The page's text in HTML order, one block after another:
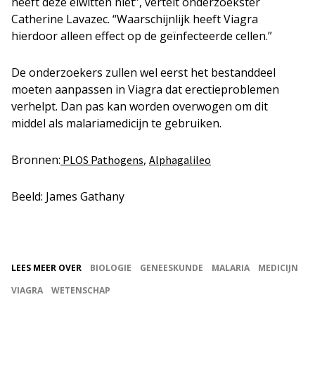
Catherine Lavazec. “Waarschijnlijk heeft Viagra
hierdoor alleen effect op de geïnfecteerde cellen.”
De onderzoekers zullen wel eerst het bestanddeel
moeten aanpassen in Viagra dat erectieproblemen
verhelpt. Dan pas kan worden overwogen om dit
middel als malariamedicijn te gebruiken.
Bronnen: PLOS Pathogens, Alphagalileo
Beeld: James Gathany
LEES MEER OVER BIOLOGIE GENEESKUNDE MALARIA
MEDICIJN
VIAGRA
WETENSCHAP